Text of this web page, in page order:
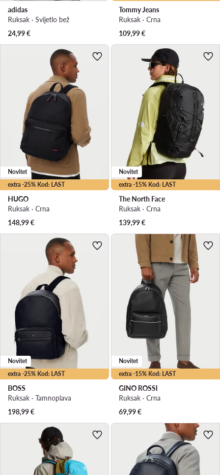
adidas
Ruksak · Svijetlo bež
24,99€
Tommy Jeans
Ruksak · Crna
109,99€
extra -25% Kod: LAST
Novitet
HUGO
Ruksak · Crna
148,99€
extra -15% Kod: LAST
Novitet
The North Face
Ruksak · Crna
139,99€
extra -25% Kod: LAST
Novitet
BOSS
Ruksak · Tamnoplava
198,99€
extra -15% Kod: LAST
Novitet
GINO ROSSI
Ruksak · Crna
69,99€